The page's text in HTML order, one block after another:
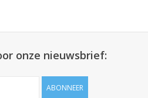
onze nieuwsbrief:
ABONNEER